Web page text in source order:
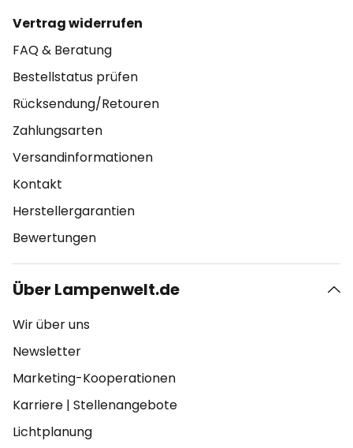
Vertrag widerrufen
FAQ & Beratung
Bestellstatus prüfen
Rücksendung/Retouren
Zahlungsarten
Versandinformationen
Kontakt
Herstellergarantien
Bewertungen
Über Lampenwelt.de
Wir über uns
Newsletter
Marketing-Kooperationen
Karriere | Stellenangebote
Lichtplanung